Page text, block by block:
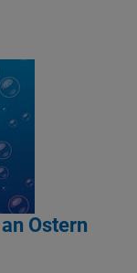
Ostern